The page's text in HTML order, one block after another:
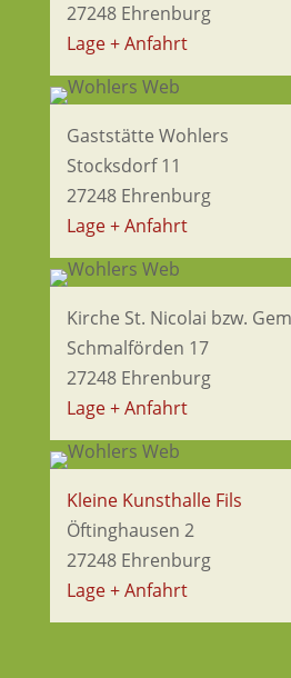
27248 Ehrenburg
Lage + Anfahrt
Gaststätte Wohlers
Stocksdorf 11
27248 Ehrenburg
Lage + Anfahrt
Kirche St. Nicolai bzw.
Schmalförden 17
27248 Ehrenburg
Lage + Anfahrt
Kleine Kunsthalle Fils
Öftinghausen 2
27248 Ehrenburg
Lage + Anfahrt